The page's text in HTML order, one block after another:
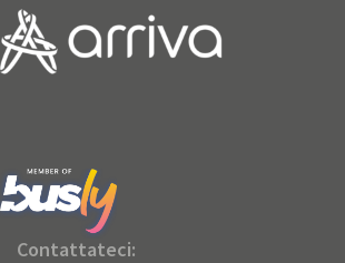
Contattateci: